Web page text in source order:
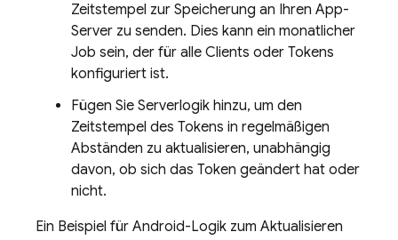
Zeitstempel zur Speicherung an Ihren App-
Server zu senden. Dies kann ein monatlicher
Job sein, der für alle Clients oder Tokens
konfiguriert ist.
Fügen Sie Serverlogik hinzu, um den
Zeitstempel des Tokens in regelmäßigen
Abständen zu aktualisieren, unabhängig
davon, ob sich das Token geändert hat oder
nicht.
Ein Beispiel für Android-Logik zum Aktualisieren